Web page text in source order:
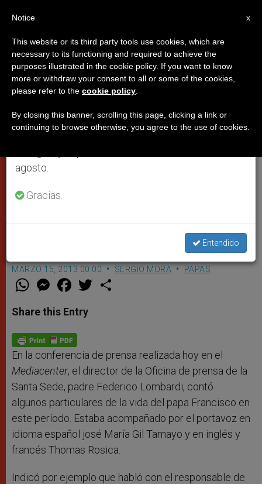
Francisco almuerza con los
cardenales, celebró temprano y
se muestra cerca de los
hay invitaciones oficiales. Mensaje a la
comunidad judía de Roma, recibió bella
MARZO 15, 2013 00:00 SERGIO MORA PAPAS
W
t
s
p
p
M
e
s
e
g
e
r
F
a
e
b
o
k
w
Share this Entry
En la conferencia de prensa realizada hoy en el
Mediacenter, el director de la Oficina de prensa de la
Santa Sede, padre Federico Lombardi, contó
algunos particulares de la vida del papa Francisco en
este período. Estaba acompañado por el portavoz en
idioma español josé María Gil Tamayo y en inglés y
francés Thomas Rosica.
Indicó por ejemplo que habló con el responsable de
×
Aviso importante
Del 27 de julio al 7 de agosto haremos la pausa
anual, aprovechando que en el periodo de verano
se generan menos informaciones y también el
agosto.
Gracias.
Entendido
x
Notice
This website or its third party tools use cookies, which are
necessary to its functioning and required to achieve the
purposes illustrated in the cookie policy. If you want to know
more or withdraw your consent to all or some of the cookies,
please refer to the cookie policy
By closing this banner, scrolling this page, clicking a link or
continuing to browse otherwise, you agree to the use of cookies.